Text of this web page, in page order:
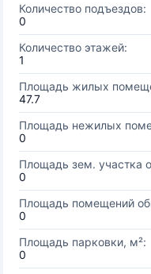
Количество подъездов:
0
Количество этажей:
1
Площадь жилых
47.7
Площадь нежилых
0
Площадь зем. участка
0
Площадь помещений
0
Площадь парковки, м²:
0